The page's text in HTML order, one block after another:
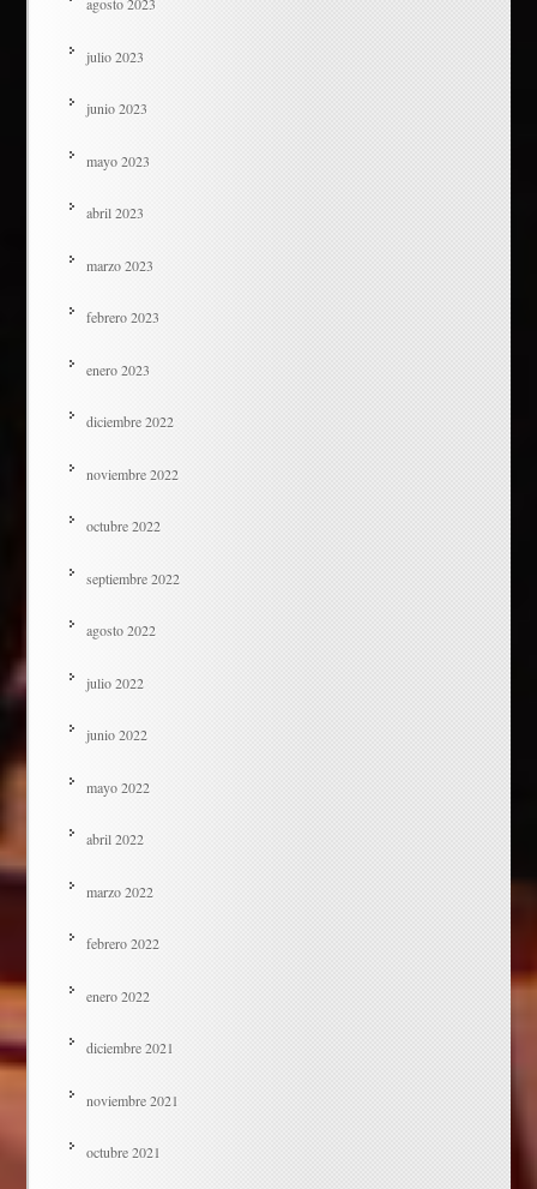
agosto 2023
julio 2023
junio 2023
mayo 2023
abril 2023
marzo 2023
febrero 2023
enero 2023
diciembre 2022
noviembre 2022
octubre 2022
septiembre 2022
agosto 2022
julio 2022
junio 2022
mayo 2022
abril 2022
marzo 2022
febrero 2022
enero 2022
diciembre 2021
noviembre 2021
octubre 2021